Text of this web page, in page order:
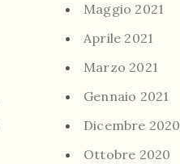
Maggio 2021
Aprile 2021
Marzo 2021
Gennaio 2021
Dicembre 2020
Ottobre 2020